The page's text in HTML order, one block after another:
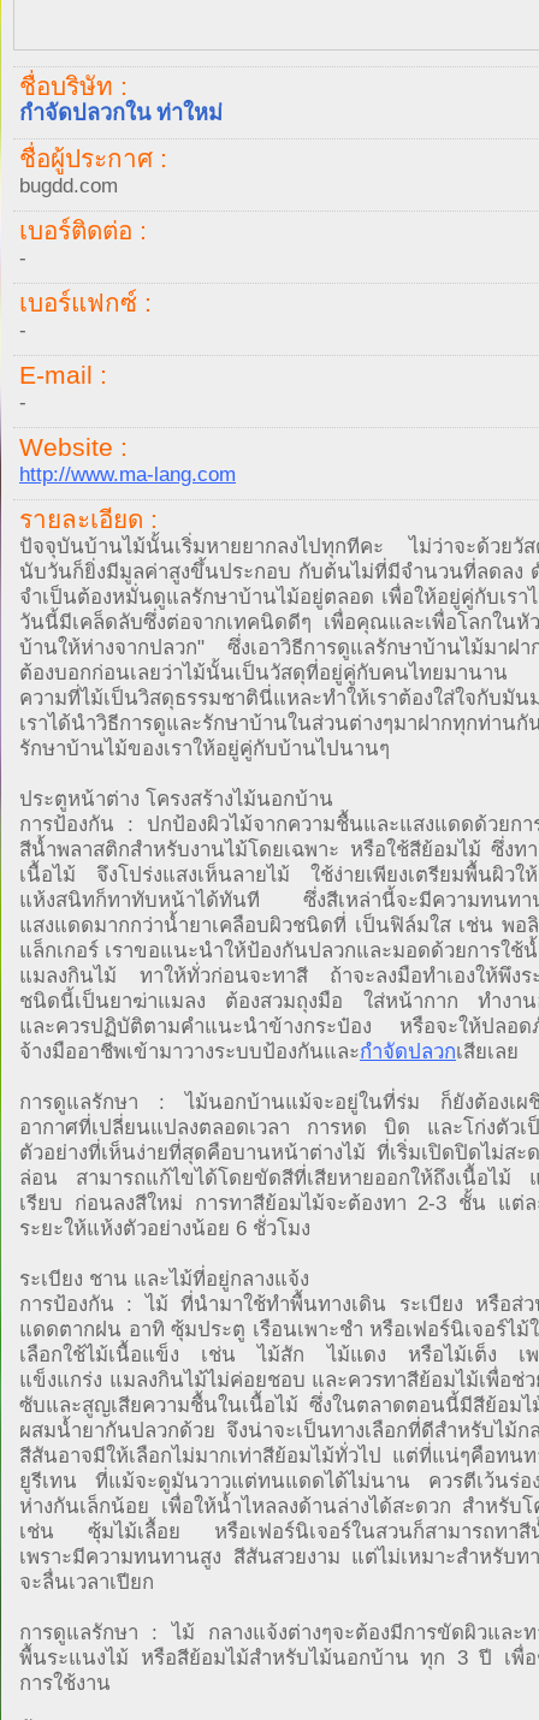
ชื่อบริษัท :
กำจัดปลวกใน ท่าใหม่
ชื่อผู้ประกาศ :
bugdd.com
เบอร์ติดต่อ :
-
เบอร์แฟกซ์ :
-
E-mail :
-
Website :
http://www.ma-lang.com
รายละเอียด :
ปัจจุบันบ้านไม้นั้นเริ่มหายยากลงไปทุกทีคะ ไม่ว่าจะด้วยวั
นับวันก็ยิ่งมีมูลค่าสูงขึ้นประกอบ กับต้นไม่ที่มีจำนวนที่ลดลง
จำเป็นต้องหมั่นดูแลรักษาบ้านไม้อยู่ตลอด เพื่อให้อยู่คู่กับเรา
วันนี้มีเคล็ดลับซึ่งต่อจากเทคนิดดีๆ เพื่อคุณและเพื่อโลกในหั
บ้านให้ห่างจากปลวก" ซึ่งเอาวิธีการดูแลรักษาบ้านไม้มาฝ
ต้องบอกก่อนเลยว่าไม้นั้นเป็นวัสดุที่อยู่คู่กับคนไทยมาน
ความที่ไม้เป็นวิสดุธรรมชาตินี่แหละทำให้เราต้องใส่ใจกับมั
เราได้นำวิธีการดูและรักษาบ้านในส่วนต่างๆมาฝากทุกท่านกั
รักษาบ้านไม้ของเราให้อยู่คู่กับบ้านไปนานๆ
ประตูหน้าต่าง โครงสร้างไม้นอกบ้าน
การป้องกัน : ปกป้องผิวไม้จากความชื้นและแสงแดดด้วยก
สีน้ำพลาสติกสำหรับงานไม้โดยเฉพาะ หรือใช้สีย้อมไม้ ซึ่งท
เนื้อไม้ จึงโปร่งแสงเห็นลายไม้ ใช้ง่ายเพียงเตรียมพื้นผิวใ
แห้งสนิทก็ทาทับหน้าได้ทันที ซึ่งสีเหล่านี้จะมีความทนทา
แสงแดดมากกว่าน้ำยาเคลือบผิวชนิดที่ เป็นฟิล์มใส เช่น พอ
แล็กเกอร์ เราขอแนะนำให้ป้องกันปลวกและมอดด้วยการใช้
แมลงกินไม้ ทาให้ทั่วก่อนจะทาสี ถ้าจะลงมือทำเองให้พึงร
ชนิดนี้เป็นยาฆ่าแมลง ต้องสวมถุงมือ ใส่หน้ากาก ทำงาน
และควรปฏิบัติตามคำแนะนำข้างกระป๋อง หรือจะให้ปลอด
จ้างมืออาชีพเข้ามาวางระบบป้องกันและกำจัดปลวกเสียเลย
การดูแลรักษา : ไม้นอกบ้านแม้จะอยู่ในที่ร่ม ก็ยังต้องเผ
อากาศที่เปลี่ยนแปลงตลอดเวลา การหด บิด และโก่งตัวเ
ตัวอย่างที่เห็นง่ายที่สุดคือบานหน้าต่างไม้ ที่เริ่มเปิดปิดไม่สะ
ล่อน สามารถแก้ไขได้โดยขัดสีที่เสียหายออกให้ถึงเนื้อไม้
เรียบ ก่อนลงสีใหม่ การทาสีย้อมไม้จะต้องทา 2-3 ชั้น แต่ล
ระยะให้แห้งตัวอย่างน้อย 6 ชั่วโมง
ระเบียง ชาน และไม้ที่อยู่กลางแจ้ง
การป้องกัน : ไม้ ที่นำมาใช้ทำพื้นทางเดิน ระเบียง หรือส่ว
แดดตากฝน อาทิ ซุ้มประตู เรือนเพาะชำ หรือเฟอร์นิเจอร์ไม้
เลือกใช้ไม้เนื้อแข็ง เช่น ไม้สัก ไม้แดง หรือไม้เต็ง เพ
แข็งแกร่ง แมลงกินไม้ไม่ค่อยชอบ และควรทาสีย้อมไม้เพื่อช่
ซับและสูญเสียความชื้นในเนื้อไม้ ซึ่งในตลาดตอนนี้มีสีย้อม
ผสมน้ำยากันปลวกด้วย จึงน่าจะเป็นทางเลือกที่ดีสำหรับไม้ก
สีสันอาจมีให้เลือกไม่มากเท่าสีย้อมไม้ทั่วไป แต่ที่แน่ๆคือทน
ยูรีเทน ที่แม้จะดูมันวาวแต่ทนแดดได้ไม่นาน ควรตีเว้นร่อง
ห่างกันเล็กน้อย เพื่อให้น้ำไหลลงด้านล่างได้สะดวก สำหรับโ
เช่น ซุ้มไม้เลื้อย หรือเฟอร์นิเจอร์ในสวนก็สามารถทาสี
เพราะมีความทนทานสูง สีสันสวยงาม แต่ไม่เหมาะสำหรับท
จะลื่นเวลาเปียก
การดูแลรักษา : ไม้ กลางแจ้งต่างๆจะต้องมีการขัดผิวและ
พื้นระแนงไม้ หรือสีย้อมไม้สำหรับไม้นอกบ้าน ทุก 3 ปี เพื่อ
การใช้งาน